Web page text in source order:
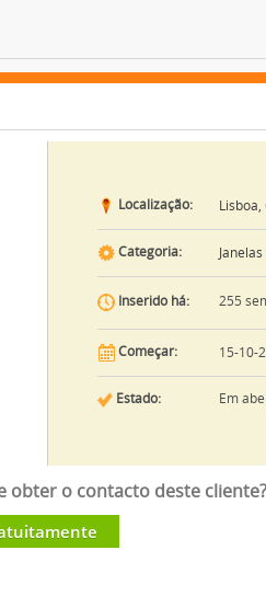
Localização: Lisboa,
Categoria:
Inserido há: 255
Começar: 15-10-
Estado: Em
obter o contacto deste cliente?